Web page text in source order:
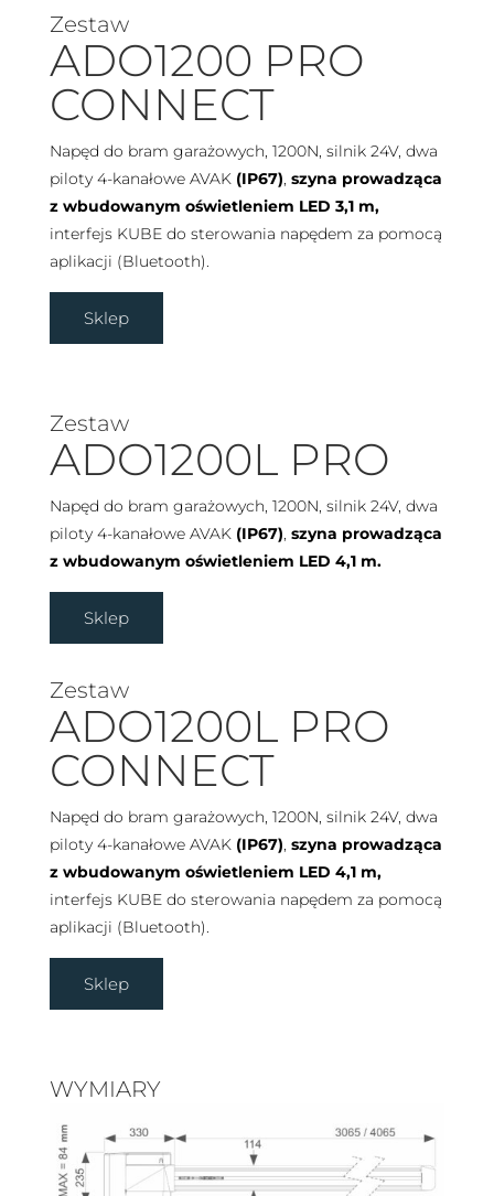
Zestaw
ADO1200 PRO
CONNECT
Napęd do bram garażowych, 1200N, silnik 24V, dwa
piloty 4-kanałowe AVAK (IP67), szyna prowadząca
z wbudowanym oświetleniem LED 3,1 m,
interfejs KUBE do sterowania napędem za pomocą
aplikacji (Bluetooth).
Sklep
Zestaw
ADO1200L PRO
Napęd do bram garażowych, 1200N, silnik 24V, dwa
piloty 4-kanałowe AVAK (IP67), szyna prowadząca
z wbudowanym oświetleniem LED 4,1 m.
Sklep
Zestaw
ADO1200L PRO
CONNECT
Napęd do bram garażowych, 1200N, silnik 24V, dwa
piloty 4-kanałowe AVAK (IP67), szyna prowadząca
z wbudowanym oświetleniem LED 4,1 m,
interfejs KUBE do sterowania napędem za pomocą
aplikacji (Bluetooth).
Sklep
WYMIARY